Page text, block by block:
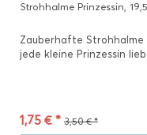
Strohhalme Prinzessin,
Zauberhafte Strohhalme
jede kleine Prinzessin
1,75 € * 3,50 € *